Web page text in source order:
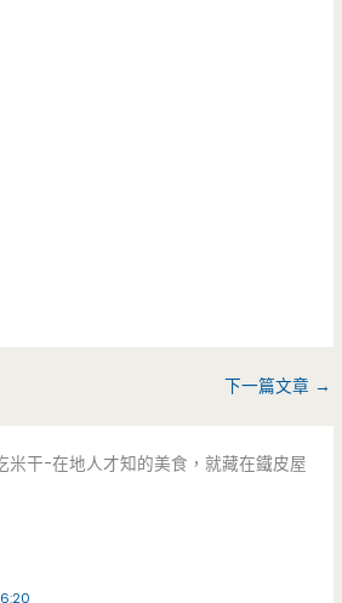
下一篇文章 →
米干-在地人才知的美食，就藏在鐵皮屋